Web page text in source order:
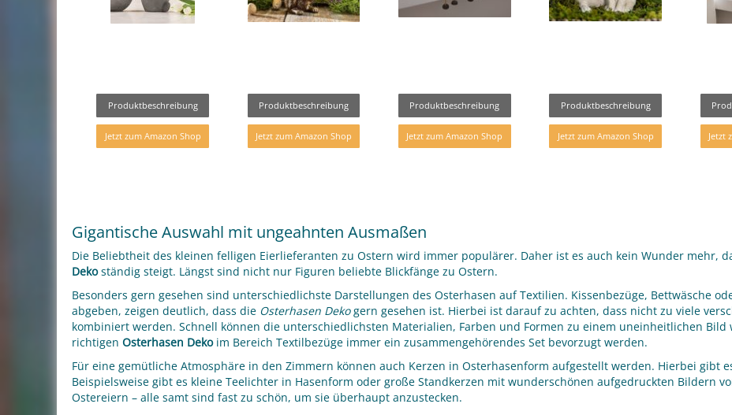
Produktbeschreibung
Jetzt zum Amazon Shop
Produktbeschreibung
Jetzt zum Amazon Shop
Produktbeschreibung
Jetzt zum Amazon Shop
Produktbeschreibung
Jetzt zum Amazon Shop Jetzt
Gigantische Auswahl mit ungeahnten Ausmaßen
Die Beliebtheit des kleinen felligen Eierlieferanten zu Ostern wird immer populärer. Daher ist es auch kein Wunder mehr,
Dekoständig steigt. Längst sind nicht nur Figuren beliebte Blickfänge zu Ostern.
Besonders gern gesehen sind unterschiedlichste Darstellungen des Osterhasen auf Textilien. Kissenbezüge, Bettwäsche
abgeben, zeigen deutlich, dass die Osterhasen Dekogern gesehen ist. Hierbei ist darauf zu achten, dass nicht zu viele
kombiniert werden. Schnell können die unterschiedlichsten Materialien, Farben und Formen zu einem uneinheitlichen
richtigen Osterhasen Dekoim Bereich Textilbezüge immer ein zusammengehörendes Set bevorzugt werden.
Für eine gemütliche Atmosphäre in den Zimmern können auch Kerzen in Osterhasenform aufgestellt werden. Hierbei gibt
Beispielsweise gibt es kleine Teelichter in Hasenform oder große Standkerzen mit wunderschönen aufgedruckten Bildern
Ostereiern – alle samt sind fast zu schön, um sie überhaupt anzustecken.